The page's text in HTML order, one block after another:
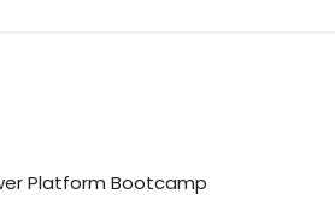
Platform Bootcamp